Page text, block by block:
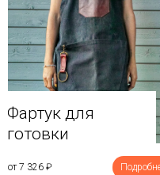
Фартук для
готовки
от 7 326 ₽